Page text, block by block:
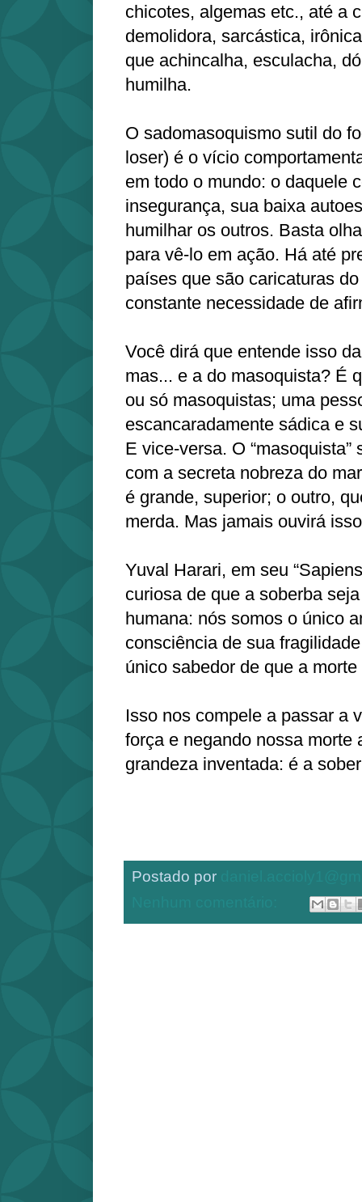
chicotes, algemas etc., até a
demolidora, sarcástica,
que achincalha, esculacha,
humilha.
O sadomasoquismo sutil do
loser) é o vício
em todo o mundo: o daquele
insegurança, sua baixa
humilhar os outros. Basta
para vê-lo em ação. Há até
países que são caricaturas
constante necessidade de
Você dirá que entende isso
mas... e a do masoquista? É
ou só masoquistas; uma
escancaradamente sádica e
E vice-versa. O “masoquista”
com a secreta nobreza do
é grande, superior; o outro,
merda. Mas jamais ouvirá
Yuval Harari, em seu
curiosa de que a soberba
humana: nós somos o único
consciência de sua
único sabedor de que a
Isso nos compele a passar a
força e negando nossa morte
grandeza inventada: é a
Postado por